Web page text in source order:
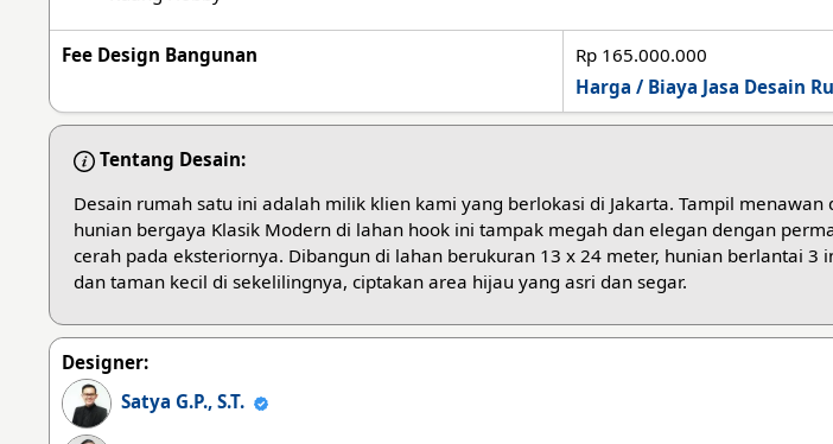
Fee Design Bangunan
Rp 165.000.000
Harga / Biaya Jasa Desain
Tentang Desain:
Desain rumah satu ini adalah milik klien kami yang berlokasi di Jakarta. Tampil menawan
hunian bergaya Klasik Modern di lahan hook ini tampak megah dan elegan dengan
cerah pada eksteriornya. Dibangun di lahan berukuran 13 x 24 meter, hunian berlantai 3
dan taman kecil di sekelilingnya, ciptakan area hijau yang asri dan segar.
Designer:
Satya G.P., S.T.